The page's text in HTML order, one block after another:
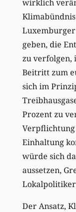
wirklich
Klimabündnis
geben, die
zu verfolgen,
Beitritt zum
sich im
Prozent zu
Einhaltung
würde sich
aussetzen,
Der Ansatz,